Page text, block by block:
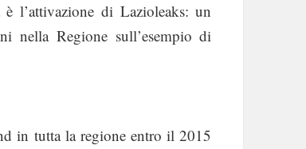
l’attivazione di Lazioleaks: un
nella Regione sull’esempio di
in tutta la regione entro il 2015